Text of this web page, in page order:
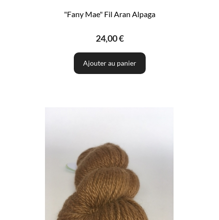
"Fany Mae" Fil Aran Alpaga
24,00 €
Ajouter au panier